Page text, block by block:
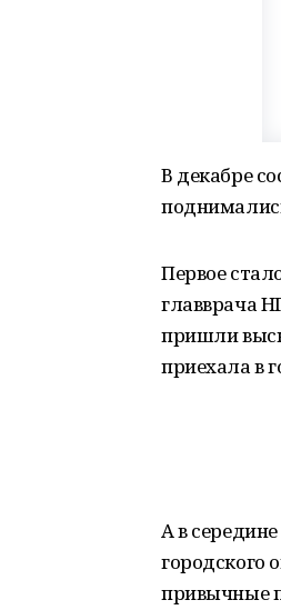
В декабре
Первое
главврача
пришли
приехала в
А в
городского
привычные